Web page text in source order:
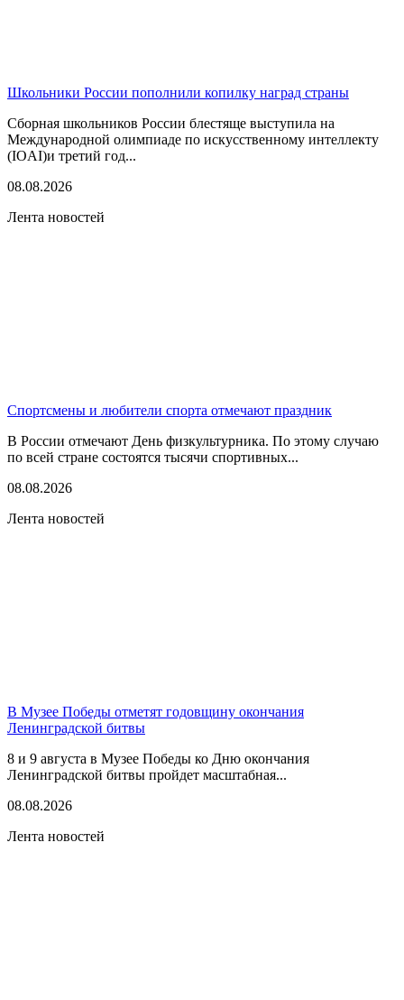
Школьники России пополнили копилку наград страны
Сборная школьников России блестяще выступила на
Международной олимпиаде по искусственному интеллекту
(IOAI)и третий год...
08.08.2026
Лента новостей
Спортсмены и любители спорта отмечают праздник
В России отмечают День физкультурника. По этому случаю
по всей стране состоятся тысячи спортивных...
08.08.2026
Лента новостей
В Музее Победы отметят годовщину окончания
Ленинградской битвы
8 и 9 августа в Музее Победы ко Дню окончания
Ленинградской битвы пройдет масштабная...
08.08.2026
Лента новостей